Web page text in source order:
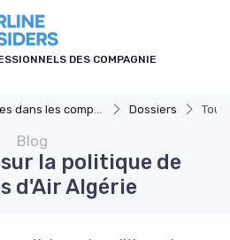
DES COMPAGNIE
les compagnies aériennes Dossiers Tout
Blog
la politique de
d'Air Algérie